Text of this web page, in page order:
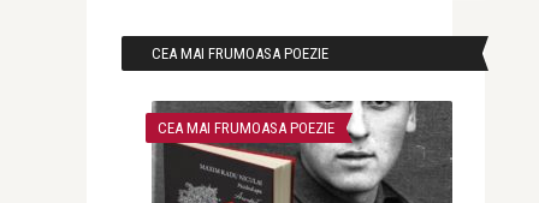
CEA MAI FRUMOASA POEZIE
CEA MAI FRUMOASA POEZIE